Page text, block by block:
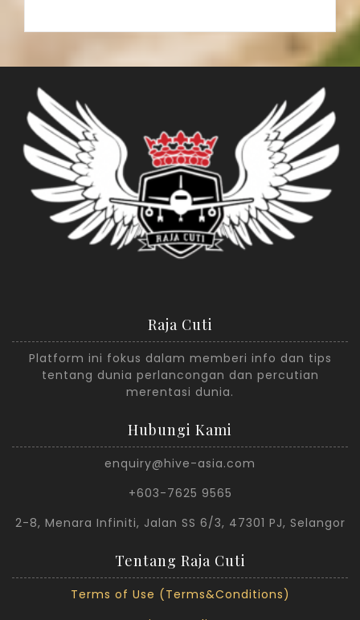
Raja Cuti
Platform ini fokus dalam memberi info dan tips
tentang dunia perlancongan dan percutian
merentasi dunia.
Hubungi Kami
enquiry@hive-asia.com
+603-7625 9565
2-8, Menara Infiniti, Jalan SS 6/3, 47301 PJ, Selangor
Tentang Raja Cuti
Terms of Use (Terms&Conditions)